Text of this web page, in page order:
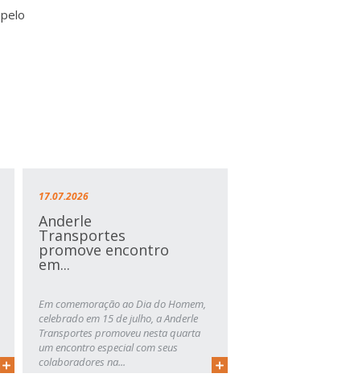
17.07.2026
Anderle
Transportes
promove encontro
em...
Em comemoração ao Dia do Homem,
celebrado em 15 de julho, a Anderle
Transportes promoveu nesta quarta
um encontro especial com seus
colaboradores na...